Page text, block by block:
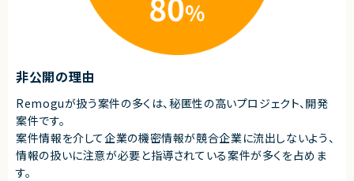
非公開の理由
Remoguが扱う案件の多くは、秘匿性の高いプロジェクト、開発
案件です。
案件情報を介して企業の機密情報が競合企業に流出しないよう、
情報の扱いに注意が必要と指導されている案件が多くを占めま
す。